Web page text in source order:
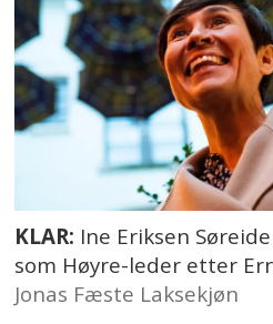
KLAR: Ine Eriksen
som Høyre-leder etter
Jonas Fæste Laksekjøn